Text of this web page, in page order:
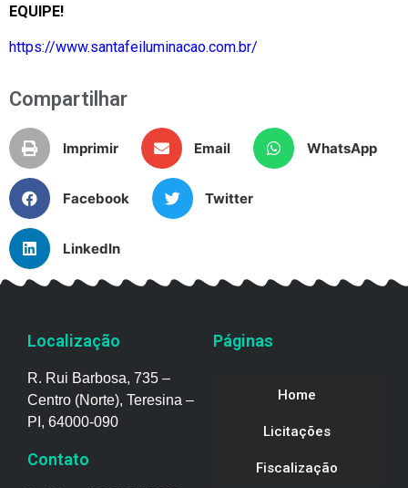
EQUIPE!
https://www.santafeiluminacao.com.br/
Compartilhar
Imprimir Email WhatsApp
Facebook Twitter
LinkedIn
Localização
R. Rui Barbosa, 735 –
Centro (Norte), Teresina –
PI, 64000-090
Contato
Páginas
Home
Licitações
Fiscalização